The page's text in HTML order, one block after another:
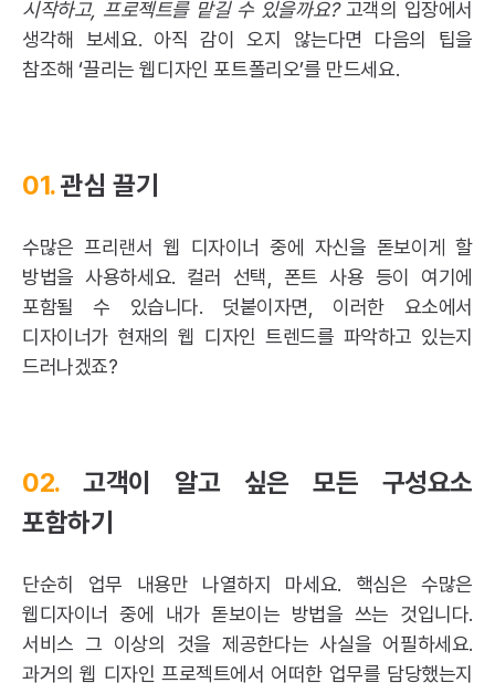
시작하고, 프로젝트를 맡길 수 있을까요?고객의 입장에서
생각해 보세요. 아직 감이 오지 않는다면 다음의 팁을
참조해 ‘끌리는 웹디자인 포트폴리오’를 만드세요.
01.관심 끌기
수많은 프리랜서 웹 디자이너 중에 자신을 돋보이게 할
방법을 사용하세요. 컬러 선택, 폰트 사용 등이 여기에
포함될 수 있습니다. 덧붙이자면, 이러한 요소에서
디자이너가 현재의웹 디자인 트렌드를 파악하고 있는지
드러나겠죠?
02.고객이 알고 싶은 모든 구성요소
포함하기
단순히 업무 내용만 나열하지 마세요. 핵심은 수많은
웹디자이너 중에 내가 돋보이는 방법을 쓰는 것입니다.
서비스 그 이상의 것을 제공한다는 사실을 어필하세요.
과거의 웹 디자인 프로젝트에서 어떠한 업무를 담당했는지